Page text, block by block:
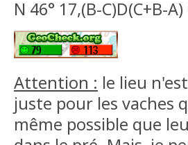
N 46° 17,(B-C)D(C+B-
Attention : le lieu
juste pour les vaches
même possible que